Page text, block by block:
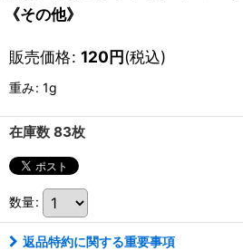
《その他》
販売価格: 120円(税込)
重み: 1g
在庫数 83枚
数量:
返品特約に関する重要事項